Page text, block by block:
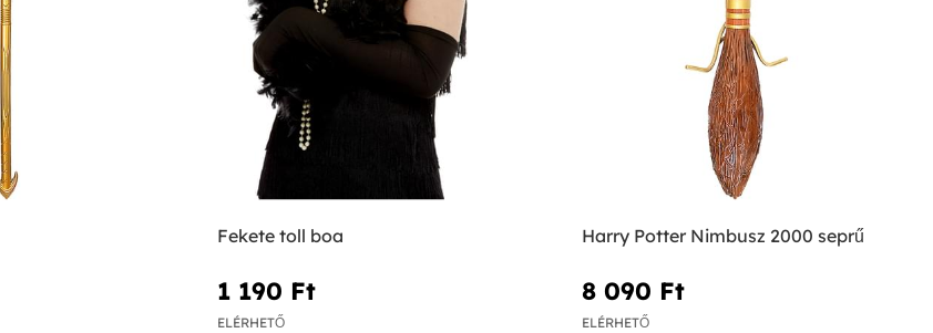
Fekete toll boa
1 190 Ft‎
ELÉRHETŐ
Harry Potter Nimbusz 2000 seprű
8 090 Ft‎
ELÉRHETŐ